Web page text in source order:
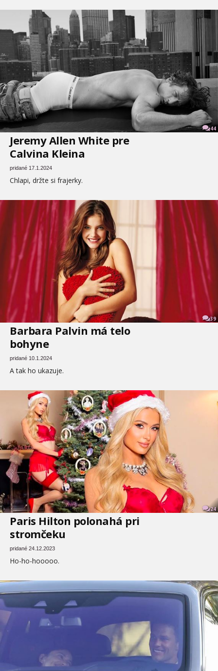
44
Jeremy Allen White pre
Calvina Kleina
pridané 17.1.2024
Chlapi, držte si frajerky.
39
Barbara Palvin má telo
bohyne
pridané 10.1.2024
A tak ho ukazuje.
24
Paris Hilton polonahá pri
stromčeku
pridané 24.12.2023
Ho-ho-hooooo.